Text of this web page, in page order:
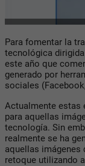
Para fomentar la
tecnológica
este año que
generado por
sociales
Actualmente estas
para aquellas
tecnología. Sin
realmente se ha
aquellas imágenes
retoque utilizando